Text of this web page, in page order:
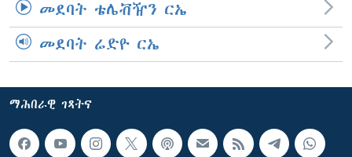
መደባት ቴሌቭዥን ርኤ
መደባት ሬድዮ ርኤ
ማሕበራዊ ገጻትና